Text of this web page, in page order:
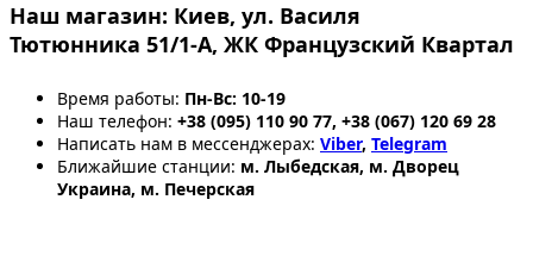
Наш магазин: Киев, ул. Василя
Тютюнника 51/1-А, ЖК Французский Квартал
Время работы: Пн-Вс: 10-19
Наш телефон: +38 (095) 110 90 77, +38 (067) 120 69 28
Написать нам в мессенджерах: Viber, Telegram
Ближайшие станции: м. Лыбедская, м. Дворец
Украина, м. Печерская